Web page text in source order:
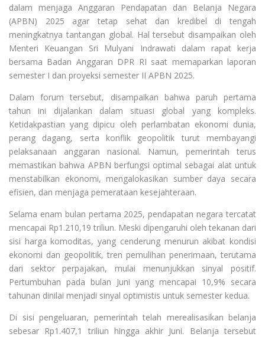
dalam menjaga Anggaran Pendapatan dan Belanja Negara
(APBN) 2025 agar tetap sehat dan kredibel di tengah
meningkatnya tantangan global. Hal tersebut disampaikan oleh
Menteri Keuangan Sri Mulyani Indrawati dalam rapat kerja
bersama Badan Anggaran DPR RI saat memaparkan laporan
semester I dan proyeksi semester II APBN 2025.
Dalam forum tersebut, disampaikan bahwa paruh pertama
tahun ini dijalankan dalam situasi global yang kompleks.
Ketidakpastian yang dipicu oleh perlambatan ekonomi dunia,
perang dagang, serta konflik geopolitik turut membayangi
pelaksanaan anggaran nasional. Namun, pemerintah terus
memastikan bahwa APBN berfungsi optimal sebagai alat untuk
menstabilkan ekonomi, mengalokasikan sumber daya secara
efisien, dan menjaga pemerataan kesejahteraan.
Selama enam bulan pertama 2025, pendapatan negara tercatat
mencapai Rp1.210,19 triliun. Meski dipengaruhi oleh tekanan dari
sisi harga komoditas, yang cenderung menurun akibat kondisi
ekonomi dan geopolitik, tren pemulihan penerimaan, terutama
dari sektor perpajakan, mulai menunjukkan sinyal positif.
Pertumbuhan pada bulan Juni yang mencapai 10,9% secara
tahunan dinilai menjadi sinyal optimistis untuk semester kedua.
Di sisi pengeluaran, pemerintah telah merealisasikan belanja
sebesar Rp1.407,1 triliun hingga akhir Juni. Belanja tersebut